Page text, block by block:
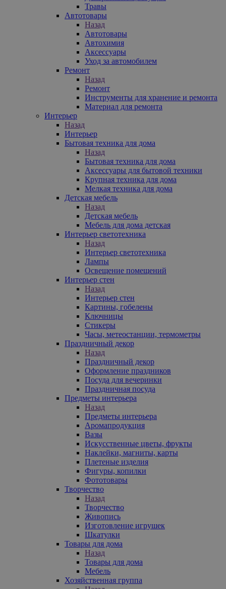
Травы
Автотовары
Назад
Автотовары
Автохимия
Аксессуары
Уход за автомобилем
Ремонт
Назад
Ремонт
Инструменты для хранение и ремонта
Материал для ремонта
Интерьер
Назад
Интерьер
Бытовая техника для дома
Назад
Бытовая техника для дома
Аксессуары для бытовой техники
Крупная техника для дома
Мелкая техника для дома
Детская мебель
Назад
Детская мебель
Мебель для дома детская
Интерьер светотехника
Назад
Интерьер светотехника
Лампы
Освещение помещений
Интерьер стен
Назад
Интерьер стен
Картины, гобелены
Ключницы
Стикеры
Часы, метеостанции, термометры
Праздничный декор
Назад
Праздничный декор
Оформление праздников
Посуда для вечеринки
Праздничная посуда
Предметы интерьера
Назад
Предметы интерьера
Аромапродукция
Вазы
Искусственные цветы, фрукты
Наклейки, магниты, карты
Плетеные изделия
Фигуры, копилки
Фототовары
Творчество
Назад
Творчество
Живопись
Изготовление игрушек
Шкатулки
Товары для дома
Назад
Товары для дома
Мебель
Хозяйственная группа